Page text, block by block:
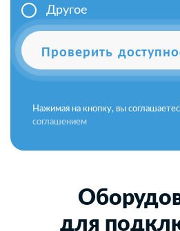
Другое
Проверить
Нажимая на кнопку, вы
соглашением
для